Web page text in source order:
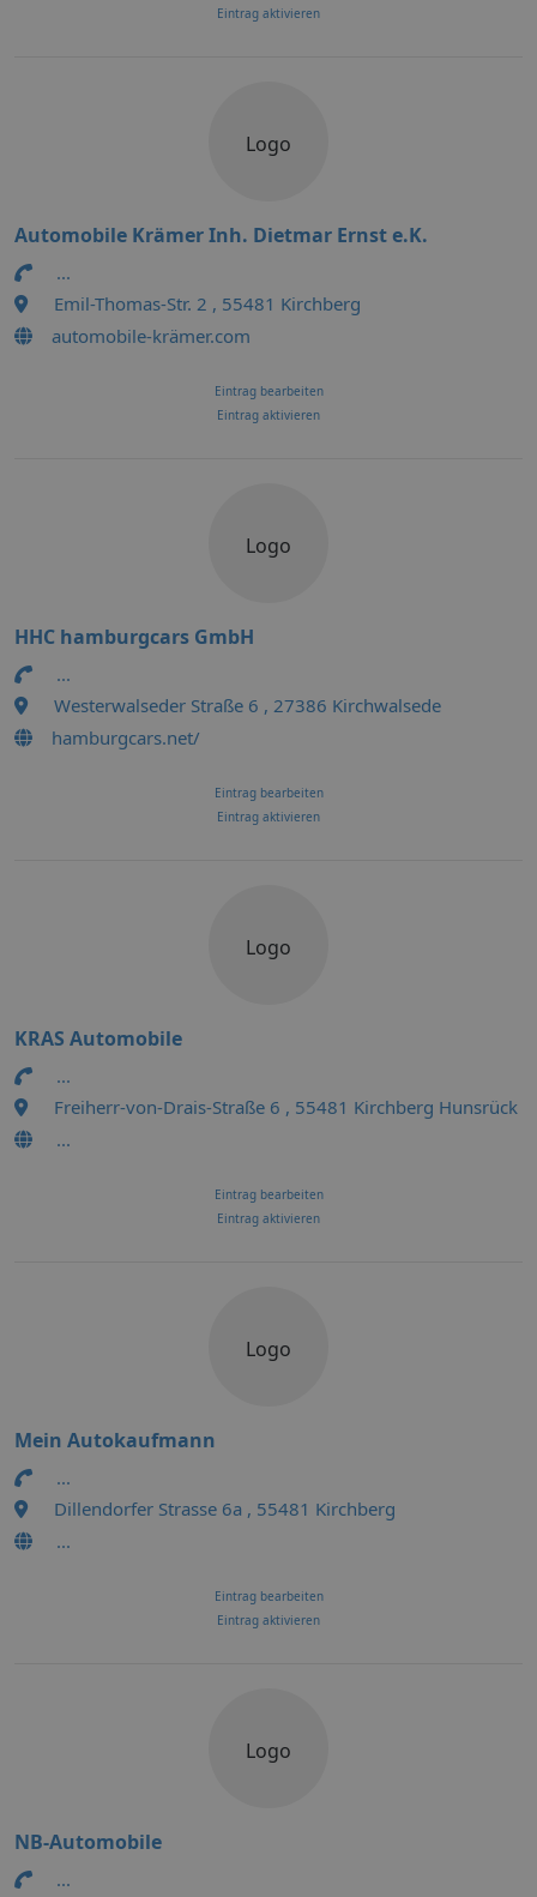
Eintrag aktivieren
Logo
Automobile Krämer Inh. Dietmar Ernst e.K.
...
Emil-Thomas-Str. 2 , 55481 Kirchberg
automobile-krämer.com
Eintrag bearbeiten
Eintrag aktivieren
Logo
HHC hamburgcars GmbH
...
Westerwalseder Straße 6 , 27386 Kirchwalsede
hamburgcars.net/
Eintrag bearbeiten
Eintrag aktivieren
Logo
KRAS Automobile
...
Freiherr-von-Drais-Straße 6 , 55481 Kirchberg Hunsrück
...
Eintrag bearbeiten
Eintrag aktivieren
Logo
Mein Autokaufmann
...
Dillendorfer Strasse 6a , 55481 Kirchberg
...
Eintrag bearbeiten
Eintrag aktivieren
Logo
NB-Automobile
...